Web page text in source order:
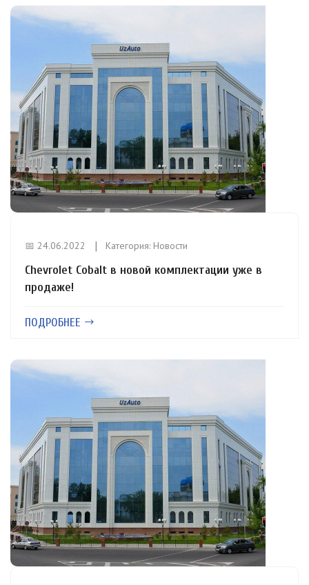
📅 24.06.2022 Категория: Новости
Chevrolet Cobalt в новой комплектации уже в
продаже!
ПОДРОБНЕЕ